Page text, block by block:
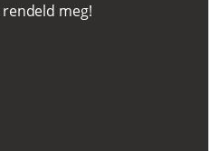
rendeld meg!